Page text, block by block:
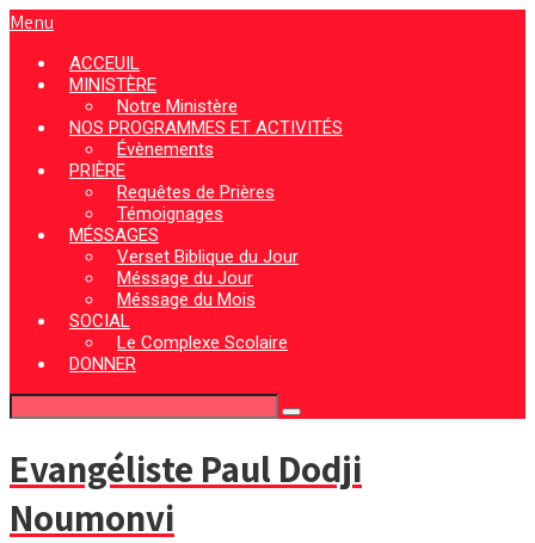
Menu
ACCEUIL
MINISTÈRE
Notre Ministère
NOS PROGRAMMES ET ACTIVITÉS
Évènements
PRIÈRE
Requêtes de Prières
Témoignages
MÉSSAGES
Verset Biblique du Jour
Méssage du Jour
Méssage du Mois
SOCIAL
Le Complexe Scolaire
DONNER
Evangéliste Paul Dodji
Noumonvi